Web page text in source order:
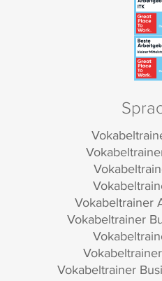
Vokabeltrainer
Vokabeltrainer
Vokabeltrainer